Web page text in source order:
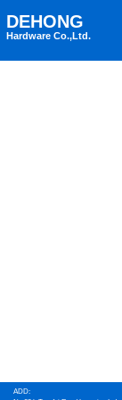
DEHONG
Hardware Co.,Ltd.
ADD: